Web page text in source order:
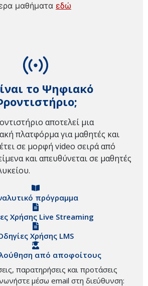
το Ψηφιακό
αποτελεί μια
πλατφόρμα για μαθητές και
σε μορφή video σειρά από
και απευθύνεται σε μαθητές
πρόγραμμα
Χρήσης Live Streaming
Χρήσης LMS
από αποφοίτους
παρατηρήσεις και προτάσεις
μέσω email στη διεύθυνση:
μαθήματα εδώ